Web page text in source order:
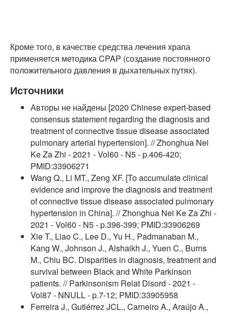
Кроме того, в качестве средства лечения храпа
применяется методика CPAP (создание постоянного
положительного давления в дыхательных путях).
Источники
Авторы не найдены [2020 Chinese expert-based
consensus statement regarding the diagnosis and
treatment of connective tissue disease associated
pulmonary arterial hypertension]. // Zhonghua Nei
Ke Za Zhi - 2021 - Vol60 - N5 - p.406-420;
PMID:33906271
Wang Q., Li MT., Zeng XF. [To accumulate clinical
evidence and improve the diagnosis and treatment
of connective tissue disease associated pulmonary
hypertension in China]. // Zhonghua Nei Ke Za Zhi -
2021 - Vol60 - N5 - p.396-399; PMID:33906269
Xie T., Liao C., Lee D., Yu H., Padmanaban M.,
Kang W., Johnson J., Alshaikh J., Yuen C., Burns
M., Chiu BC. Disparities in diagnosis, treatment and
survival between Black and White Parkinson
patients. // Parkinsonism Relat Disord - 2021 -
Vol87 - NNULL - p.7-12; PMID:33905958
Ferreira J., Gutiérrez JCL., Carneiro A., Araújo A.,